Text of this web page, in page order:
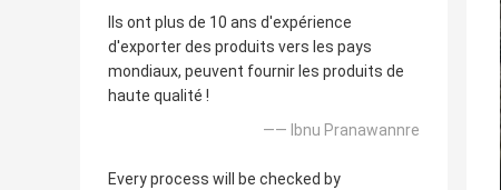
Ils ont plus de 10 ans d'expérience
d'exporter des produits vers les pays
mondiaux, peuvent fournir les produits de
haute qualité !
—— Ibnu Pranawannre
Every process will be checked by